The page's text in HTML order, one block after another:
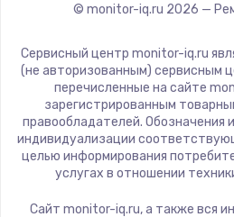
© monitor-iq.ru 2026 —
Сервисный центр monitor-iq.ru
(не авторизованным) сервисным
перечисленные на сайте
зарегистрированным
правообладателей. Обозначения
индивидуализации
целью информирования
услугах в отношении
Сайт monitor-iq.ru, а также вся